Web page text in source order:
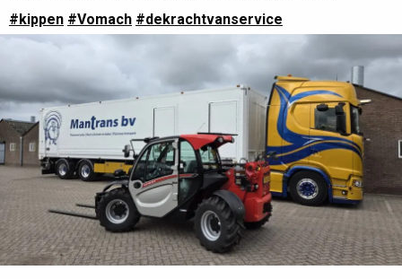
#kippen #Vomach #dekrachtvanservice